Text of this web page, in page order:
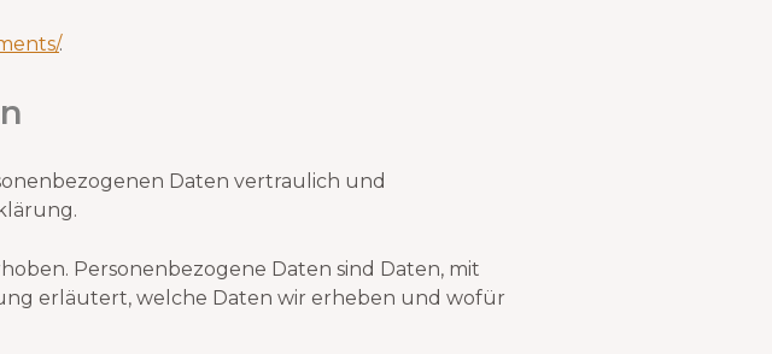
.
Daten vertraulich und
Personenbezogene Daten sind Daten, mit
erläutert, welche Daten wir erheben und wofür